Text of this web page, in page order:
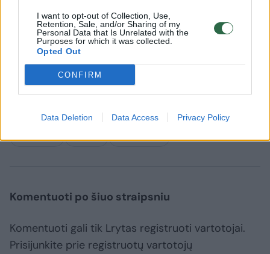
I want to opt-out of Collection, Use,
Retention, Sale, and/or Sharing of my
Personal Data that Is Unrelated with the
Purposes for which it was collected.
Opted Out
CONFIRM
Data Deletion Data Access Privacy Policy
JAV žiniasklaida, be to, skelbė, kad dieną
prieš mirtiną susidūrimą kitas keleivinis
lėktuvas buvo priverstas nutraukti savo
nusileidimą, nes netoli jo skrydžio maršruto
judėjo sraigtasparnis.
Vašingtonas tragedija sraigtasparnis Rodyti daugiau žymių
Komentuoti po šiuo straipsniu
Komentuoti gali tik Lrytas registruoti vartotojai.
Prisijunkite prie registruotų vartotojų